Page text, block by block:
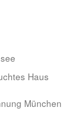
Haus
München